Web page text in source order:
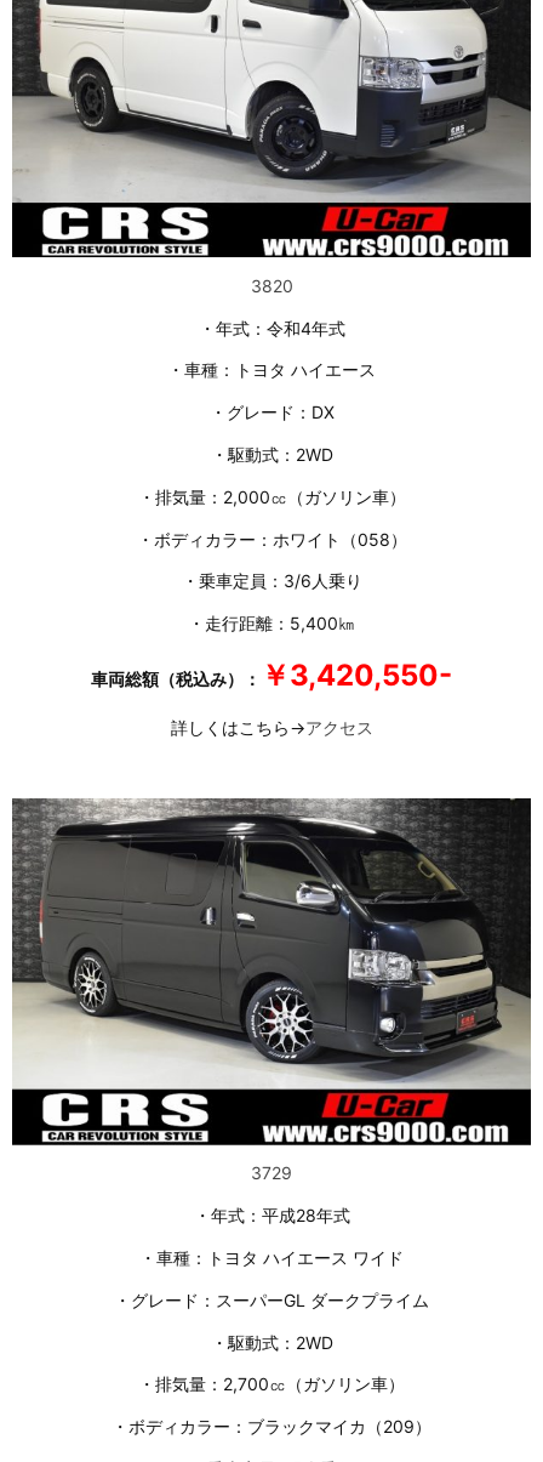
3820
・年式：令和4年式
・車種：トヨタ ハイエース
・グレード：DX
・駆動式：2WD
・排気量：2,000㏄（ガソリン車）
・ボディカラー：ホワイト（058）
・乗車定員：3/6人乗り
・走行距離：5,400㎞
車両総額（税込み）： ￥3,420,550-
詳しくはこちら→アクセス
3729
・年式：平成28年式
・車種：トヨタ ハイエース ワイド
・グレード：スーパーGL ダークプライム
・駆動式：2WD
・排気量：2,700㏄（ガソリン車）
・ボディカラー：ブラックマイカ（209）